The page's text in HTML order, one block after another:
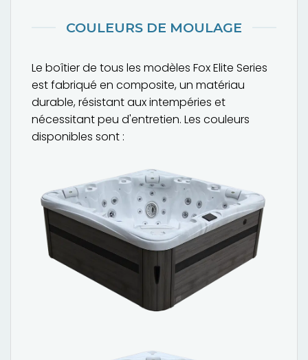
COULEURS DE MOULAGE
Le boîtier de tous les modèles Fox Elite Series
est fabriqué en composite, un matériau
durable, résistant aux intempéries et
nécessitant peu d'entretien. Les couleurs
disponibles sont :